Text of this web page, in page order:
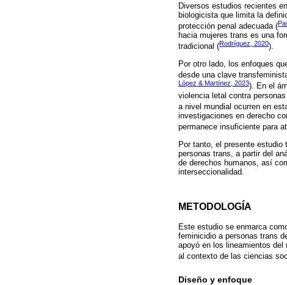
Diversos estudios recientes
biologicista que limita la
protección penal adecuada (
hacia mujeres trans es una
tradicional (Rodríguez, 2020).
Por otro lado, los enfoques
desde una clave
López & Martínez, 2023). En el
violencia letal contra
a nivel mundial ocurren en
investigaciones en derecho
permanece insuficiente para
Por tanto, el presente
personas trans, a partir del
de derechos humanos, así
interseccionalidad.
METODOLOGÍA
Este estudio se enmarca
feminicidio a personas trans
apoyó en los lineamientos
al contexto de las ciencias
Diseño y enfoque